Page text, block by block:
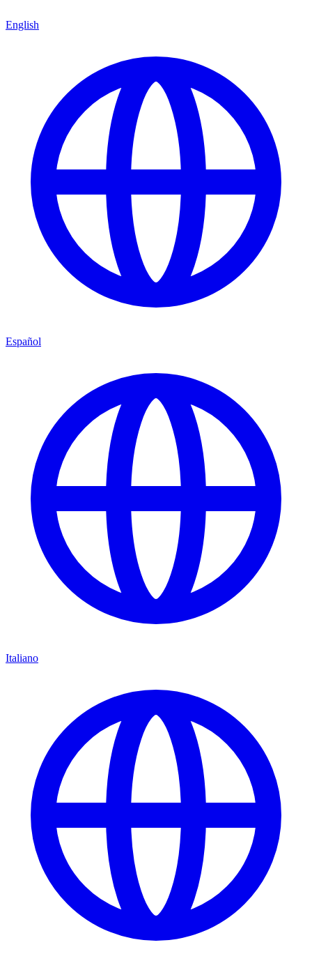
English
Español
Italiano